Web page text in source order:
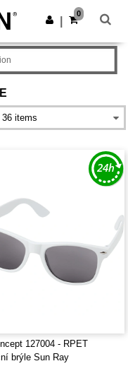
Stáhnout app
0
127004 - RPET
brýle Sun Ray